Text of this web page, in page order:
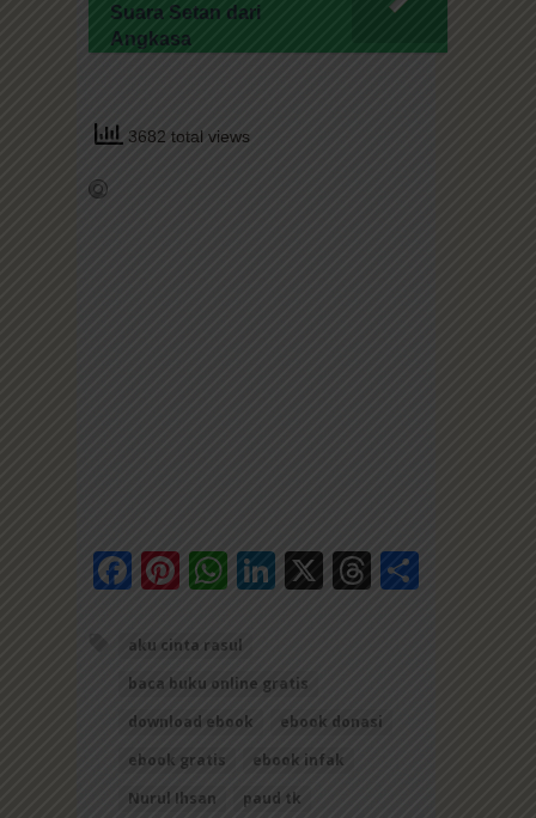
Suara Setan dari
Angkasa
3682 total views
Facebook
Pinterest
WhatsApp
LinkedIn
X Threads
aku cinta rasul
baca buku online gratis
download ebook
ebook donasi
ebook gratis
ebook infak
Nurul Ihsan
paud tk